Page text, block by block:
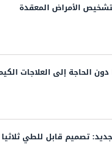
الأمراض المعقدة
إلى العلاجات